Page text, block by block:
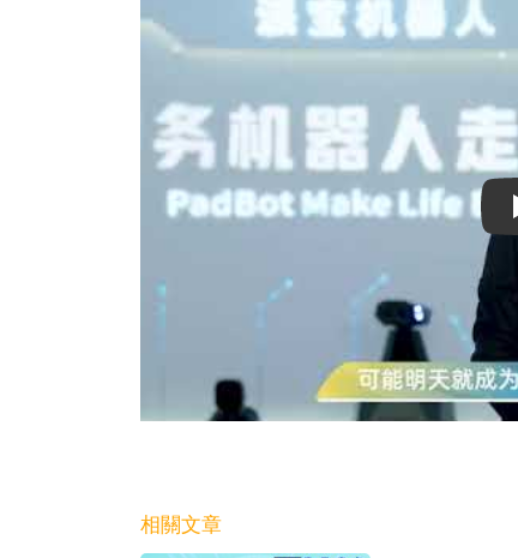
Play
相關文章